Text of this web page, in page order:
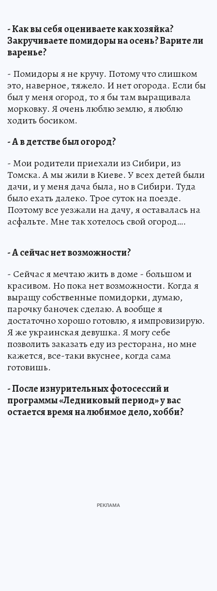
- Как вы себя оцениваете как хозяйка?
Закручиваете помидоры на осень? Варите ли
варенье?
- Помидоры я не кручу. Потому что слишком
это, наверное, тяжело. И нет огорода. Если бы
был у меня огород, то я бы там выращивала
морковку. Я очень люблю землю, я люблю
ходить босиком.
- А в детстве был огород?
- Мои родители приехали из Сибири, из
Томска. А мы жили в Киеве. У всех детей были
дачи, и у меня дача была, но в Сибири. Туда
было ехать далеко. Трое суток на поезде.
Поэтому все уезжали на дачу, я оставалась на
асфальте. Мне так хотелось свой огород….
- А сейчас нет возможности?
- Сейчас я мечтаю жить в доме - большом и
красивом. Но пока нет возможности. Когда я
выращу собственные помидорки, думаю,
парочку баночек сделаю. А вообще я
достаточно хорошо готовлю, я импровизирую.
Я же украинская девушка. Я могу себе
позволить заказать еду из ресторана, но мне
кажется, все-таки вкуснее, когда сама
готовишь.
- После изнурительных фотосессий и
программы «Ледниковый период» у вас
остается время на любимое дело, хобби?